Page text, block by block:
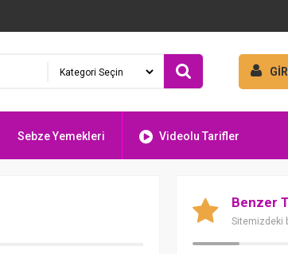
Sebze Yemekleri Videolu Tarifler
Benzer
Sitemizdeki